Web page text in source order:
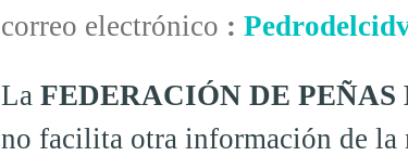
correo electrónico :
La FEDERACIÓN DE
no facilita otra información de la